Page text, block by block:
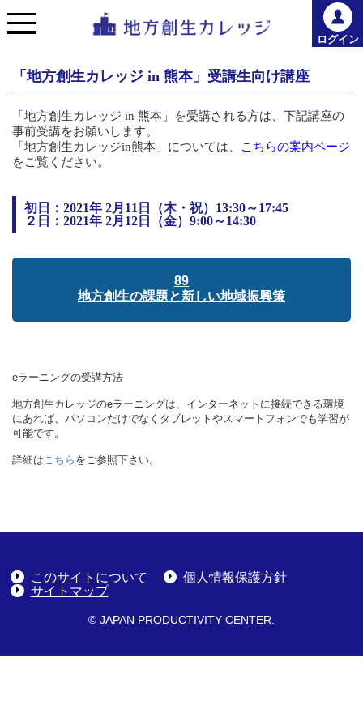
ログイン
「地方創生カレッジ in 熊本」受講生向け講座
「地方創生カレッジ in 熊本」を受講される方は、下記講座の
事前受講をお願いします。
「地方創生カレッジin熊本」については、
こちらの案内ページ
をご覧ください。
初日：2021年 2月11日（木・祝）13:30～17:45
２日：2021年 2月12日（金）9:00～14:30
89
地方創生の課題と新しい地域振興策
eラーニングの受講方法
地方創生カレッジのeラーニングは、インターネットに接続できる環境
にあれば、パソコンだけでなくタブレットやスマートフォンでも学習が
可能です。
詳細はこちら をご参照下さい。
このサイトについて
個人情報保護方針
サイトマップ
© JAPAN PRODUCTIVITY CENTER.